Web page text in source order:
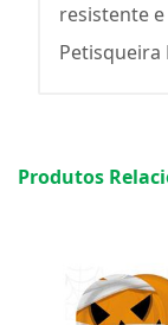
resistente
Petisqueira
Produtos